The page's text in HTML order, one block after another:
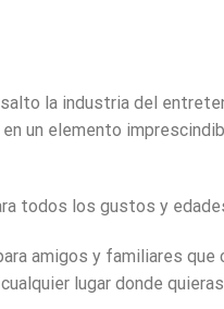
la industria del
un elemento
todos los gustos y
amigos y familiares que
lugar donde